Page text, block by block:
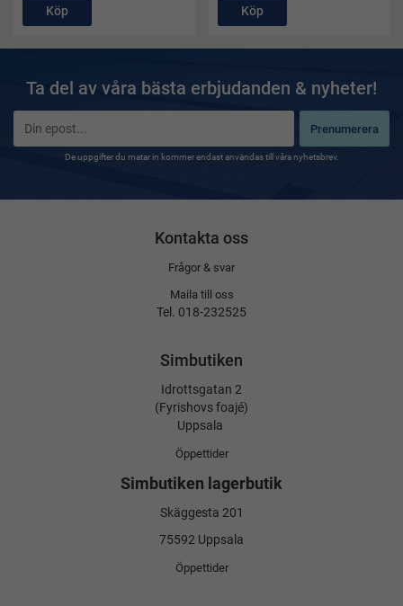
Köp Köp
Ta del av våra bästa erbjudanden & nyheter!
Prenumerera
De uppgifter du matar in kommer endast användas till våra nyhetsbrev.
Kontakta oss
Frågor & svar
Maila till oss
Tel. 018-232525
Simbutiken
Idrottsgatan 2
(Fyrishovs foajé)
Uppsala
Öppettider
Simbutiken lagerbutik
Skäggesta 201
75592 Uppsala
Öppettider